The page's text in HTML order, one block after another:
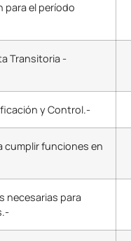
para el período
Transitoria -
y Control.-
cumplir funciones en
necesarias para